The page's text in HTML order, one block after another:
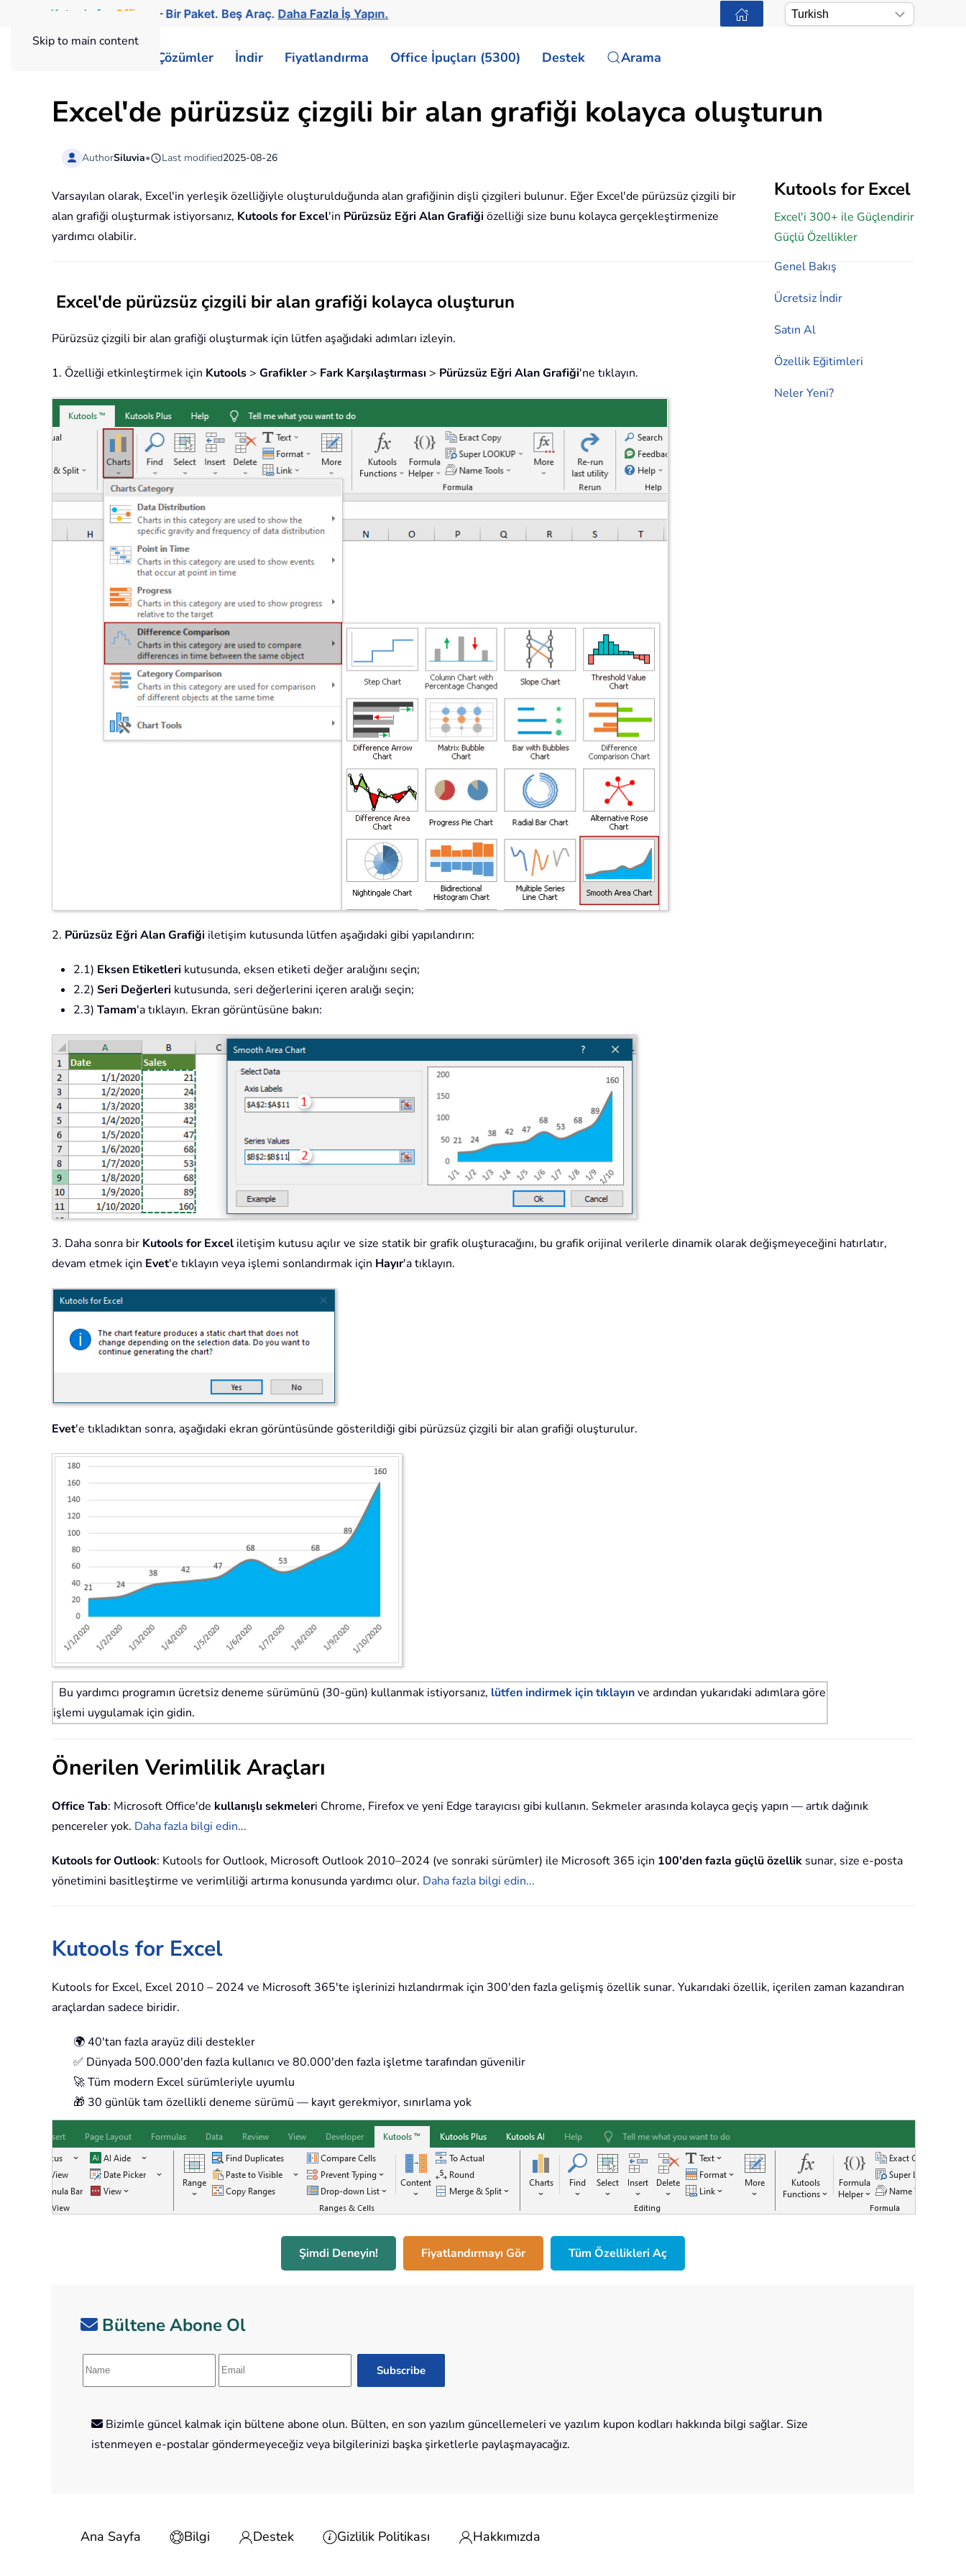
Skip to main content
Kutools for Office — Bir Paket. Beş Araç.Daha Fazla İş Yapın.
Çözümler İndir Fiyatlandırma Office İpuçları (5300) Destek Arama
Excel'de pürüzsüz çizgili bir alan grafiği kolayca oluşturun
AuthorSiluvia• Last modified2025-08-26
Kutools for Excel
Excel'i 300+ ile Güçlendirir
Güçlü Özellikler
Genel Bakış
Ücretsiz İndir
Satın Al
Özellik Eğitimleri
Neler Yeni?
Varsayılan olarak, Excel'in yerleşik özelliğiyle oluşturulduğunda alan grafiğinin dişli çizgileri bulunur. Eğer Excel'de pürüzsüz çizgili bir
alan grafiği oluşturmak istiyorsanız, Kutools for Excel'in Pürüzsüz Eğri Alan Grafiği özelliği size bunu kolayca gerçekleştirmenize
yardımcı olabilir.
Excel'de pürüzsüz çizgili bir alan grafiği kolayca oluşturun
Pürüzsüz çizgili bir alan grafiği oluşturmak için lütfen aşağıdaki adımları izleyin.
1. Özelliği etkinleştirmek için Kutools > Grafikler> Fark Karşılaştırması > Pürüzsüz Eğri Alan Grafiği'ne tıklayın.
2. Pürüzsüz Eğri Alan Grafiği iletişim kutusunda lütfen aşağıdaki gibi yapılandırın:
2.1) Eksen Etiketleri kutusunda, eksen etiketi değer aralığını seçin;
2.2) Seri Değerleri kutusunda, seri değerlerini içeren aralığı seçin;
2.3) Tamam'a tıklayın. Ekran görüntüsüne bakın:
3. Daha sonra bir Kutools for Excel iletişim kutusu açılır ve size statik bir grafik oluşturacağını, bu grafik orijinal verilerle dinamik olarak değişmeyeceğini hatırlatır,
devam etmek için Evet'e tıklayın veya işlemi sonlandırmak için Hayır'a tıklayın.
Evet'e tıkladıktan sonra, aşağıdaki ekran görüntüsünde gösterildiği gibi pürüzsüz çizgili bir alan grafiği oluşturulur.
Bu yardımcı programın ücretsiz deneme sürümünü (30-gün) kullanmak istiyorsanız, lütfen indirmek için tıklayınve ardından yukarıdaki adımlara göre
işlemi uygulamak için gidin.
Önerilen Verimlilik Araçları
Office Tab: Microsoft Office'de kullanışlı sekmeleri Chrome, Firefox ve yeni Edge tarayıcısı gibi kullanın. Sekmeler arasında kolayca geçiş yapın — artık dağınık
pencereler yok. Daha fazla bilgi edin...
Kutools for Outlook: Kutools for Outlook, Microsoft Outlook 2010–2024 (ve sonraki sürümler) ile Microsoft 365 için 100'den fazla güçlü özellik sunar, size e-posta
yönetimini basitleştirme ve verimliliği artırma konusunda yardımcı olur. Daha fazla bilgi edin...
Kutools for Excel
Kutools for Excel, Excel 2010 – 2024 ve Microsoft 365'te işlerinizi hızlandırmak için 300'den fazla gelişmiş özellik sunar. Yukarıdaki özellik, içerilen zaman kazandıran
araçlardan sadece biridir.
🌍 40'tan fazla arayüz dili destekler
✅ Dünyada 500.000'den fazla kullanıcı ve 80.000'den fazla işletme tarafından güvenilir
🚀 Tüm modern Excel sürümleriyle uyumlu
🎁 30 günlük tam özellikli deneme sürümü — kayıt gerekmiyor, sınırlama yok
Şimdi Deneyin! Fiyatlandırmayı Gör Tüm Özellikleri Aç
Bültene Abone Ol
Bizimle güncel kalmak için bültene abone olun. Bülten, en son yazılım güncellemeleri ve yazılım kupon kodları hakkında bilgi sağlar. Size
istenmeyen e-postalar göndermeyeceğiz veya bilgilerinizi başka şirketlerle paylaşmayacağız.
Ana Sayfa Bilgi Destek Gizlilik Politikası Hakkımızda